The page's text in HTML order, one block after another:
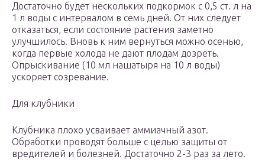
Достаточно будет нескольких подкормок с 0,5 ст. л на
1 л воды с интервалом в семь дней. От них следует
отказаться, если состояние растения заметно
улучшилось. Вновь к ним вернуться можно осенью,
когда первые холода не дают плодам дозреть.
Опрыскивание (10 мл нашатыря на 10 л воды)
ускоряет созревание.
Для клубники
Клубника плохо усваивает аммиачный азот.
Обработки проводят больше с целью защиты от
вредителей и болезней. Достаточно 2-3 раз за лето.